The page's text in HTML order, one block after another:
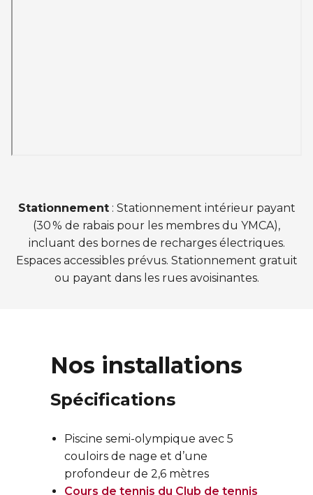
Stationnement: Stationnement intérieur payant
(30 % de rabais pour les membres du YMCA),
incluant des bornes de recharges électriques.
Espaces accessibles prévus. Stationnement gratuit
ou payant dans les rues avoisinantes.
Nos installations
Spécifications
Piscine semi-olympique avec 5
couloirs de nage et d’une
profondeur de 2,6 mètres
Cours de tennis du Club de tennis